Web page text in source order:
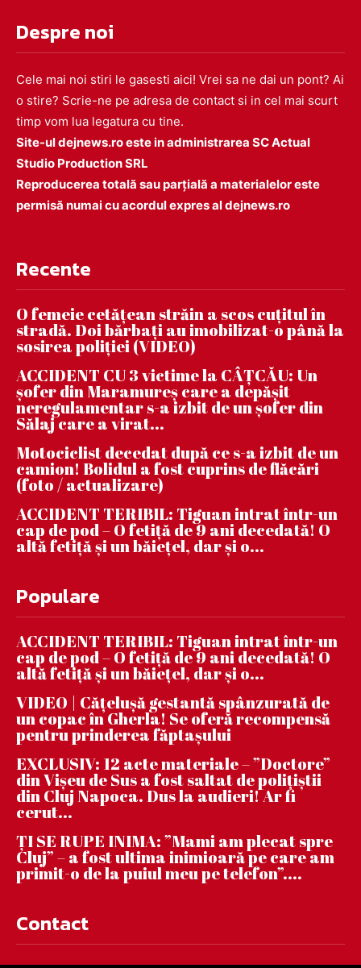
Despre noi
Cele mai noi stiri le gasesti aici! Vrei sa ne dai un pont? Ai
o stire? Scrie-ne pe adresa de contact si in cel mai scurt
timp vom lua legatura cu tine.
Site-ul dejnews.ro este in administrarea SC Actual
Studio Production SRL
Reproducerea totală sau parțială a materialelor este
permisă numai cu acordul expres al dejnews.ro
Recente
O femeie cetățean străin a scos cuțitul în
stradă. Doi bărbați au imobilizat-o până la
sosirea poliției (VIDEO)
ACCIDENT CU 3 victime la CÂȚCĂU: Un
șofer din Maramureș care a depășit
neregulamentar s-a izbit de un șofer din
Sălaj care a virat...
Motociclist decedat după ce s-a izbit de un
camion! Bolidul a fost cuprins de flăcări
(foto / actualizare)
ACCIDENT TERIBIL: Tiguan intrat într-un
cap de pod – O fetiță de 9 ani decedată! O
altă fetiță și un băiețel, dar și o...
Populare
ACCIDENT TERIBIL: Tiguan intrat într-un
cap de pod – O fetiță de 9 ani decedată! O
altă fetiță și un băiețel, dar și o...
VIDEO | Căţeluşă gestantă spânzurată de
un copac în Gherla! Se oferă recompensă
pentru prinderea făptaşului
EXCLUSIV: 12 acte materiale – ”Doctore”
din Vișeu de Sus a fost saltat de polițiștii
din Cluj Napoca. Dus la audieri! Ar fi
cerut...
ȚI SE RUPE INIMA: ”Mami am plecat spre
Cluj” – a fost ultima inimioară pe care am
primit-o de la puiul meu pe telefon”....
Contact